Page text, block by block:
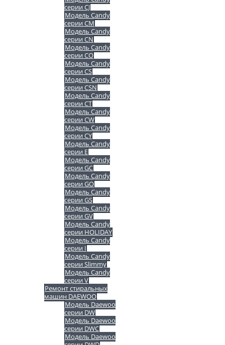
серии CJ
Модель Candy
серии CM
Модель Candy
серии CN
Модель Candy
серии CO
Модель Candy
серии CS
Модель Candy
серии CSN
Модель Candy
серии CT
Модель Candy
серии CW
Модель Candy
серии CY
Модель Candy
серии E
Модель Candy
серии GC
Модель Candy
серии GO
Модель Candy
серии GS
Модель Candy
серии GV
Модель Candy
серии HOLIDAY
Модель Candy
серии I
Модель Candy
серии Slimmy
Модель Candy
серии V
Ремонт стиральных
машин DAEWOO
Модель Daewoo
серии DW
Модель Daewoo
серии DWC
Модель Daewoo